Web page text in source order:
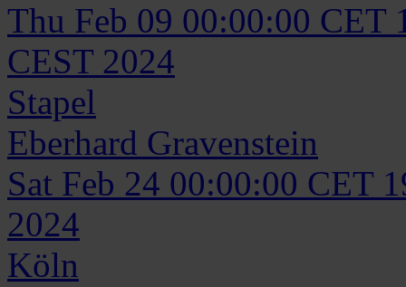
Thu Feb 09 00:00:00 CET
CEST 2024
Stapel
Eberhard Gravenstein
Sat Feb 24 00:00:00 CET
2024
Köln